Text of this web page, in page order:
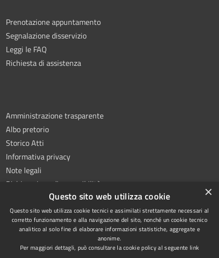
Prenotazione appuntamento
Segnalazione disservizio
Leggi le FAQ
Richiesta di assistenza
Amministrazione trasparente
Albo pretorio
Storico Atti
Informativa privacy
Note legali
Dichiarazione di accessibilità
RSS
Accessibilità
Copyright © 2026 • Comune di
Montoro • Powered by
×
Questo sito web utilizza cookie
Questo sito web utilizza cookie tecnici e assimilati strettamente necessari al
corretto funzionamento e alla navigazione del sito, nonché un cookie tecnico
analitico al solo fine di elaborare informazioni statistiche, aggregate e
anonime.
Per maggiori dettagli, può consultare la cookie policy al seguente link